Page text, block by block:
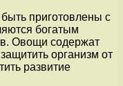
приготовлены с
богатым
Овощи содержат
организм от
развитие